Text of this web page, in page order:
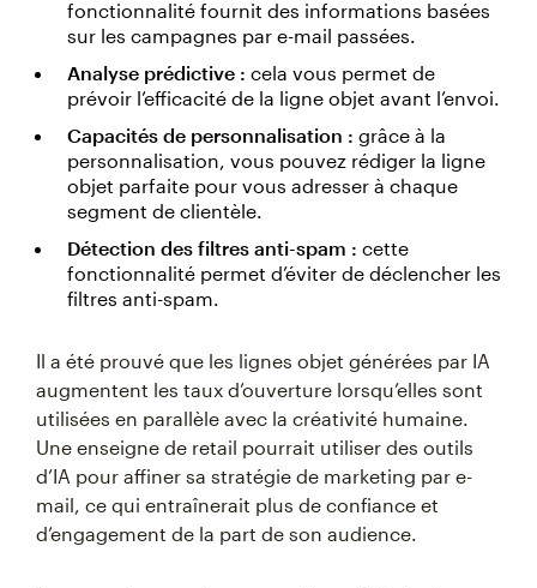
fonctionnalité fournit des informations basées
sur les campagnes par e-mail passées.
Analyse prédictive : cela vous permet de
prévoir l’efficacité de la ligne objet avant l’envoi.
Capacités de personnalisation : grâce à la
personnalisation, vous pouvez rédiger la ligne
objet parfaite pour vous adresser à chaque
segment de clientèle.
Détection des filtres anti-spam : cette
fonctionnalité permet d’éviter de déclencher les
filtres anti-spam.
Il a été prouvé que les lignes objet générées par IA
augmentent les taux d’ouverture lorsqu’elles sont
utilisées en parallèle avec la créativité humaine.
Une enseigne de retail pourrait utiliser des outils
d’IA pour affiner sa stratégie de marketing par e-
mail, ce qui entraînerait plus de confiance et
d’engagement de la part de son audience.